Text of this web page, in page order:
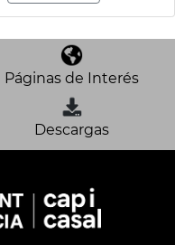
Páginas de Interés
Descargas